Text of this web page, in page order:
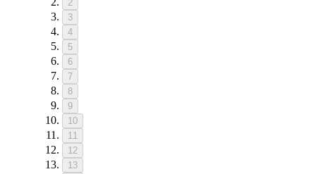
2
3
4
5
6
7
8
9
10
11
12
13